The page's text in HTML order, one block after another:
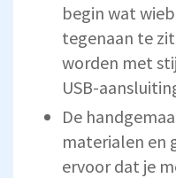
begin wat
tegenaan te
worden met
USB-
De
materialen en
ervoor dat je